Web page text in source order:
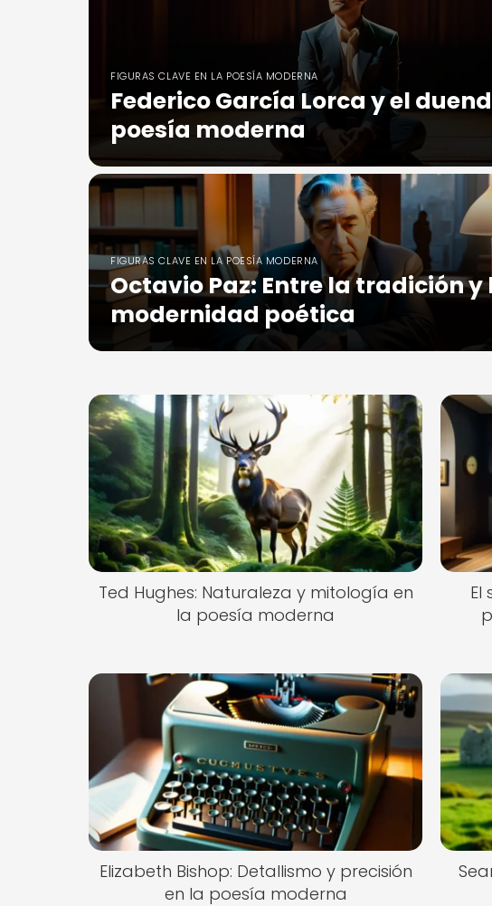
FIGURAS CLAVE EN LA POESÍA MODERNA
Federico García Lorca y el
poesía moderna
FIGURAS CLAVE EN LA POESÍA MODERNA
Octavio Paz: Entre la tradición y
modernidad poética
Ted Hughes: Naturaleza y mitología en
la poesía moderna
El
Elizabeth Bishop: Detallismo y precisión
en la poesía moderna